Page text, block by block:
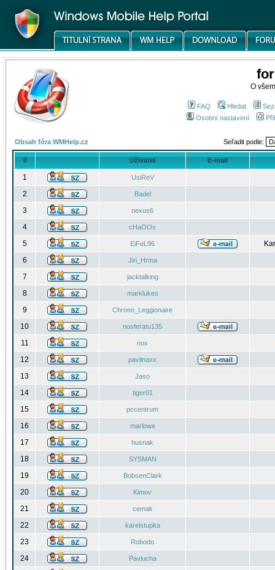
O
FAQ Hledat
Osobní nastavení
Obsah fóra WMHelp.cz Seřadit podle:
# Uživatel E-mail
1 UsiReV
2 Badel
3 nexus6
4 cHaOOs
5 EiFeL96
6
Jiri_Hrma
7 jacktalking
8 marklukes
9 Chrono_Leggionaire
10 nosferatu135
11 nox
12 pavlinaxx
13 Jaso
14 tiger01
15 pccentrum
16 marlowe
17 husnak
18 SYSMAN
19 BobsenClark
20 Kimov
21 cemak
22 karelstupka
23 Robodo
24 Pavlucha